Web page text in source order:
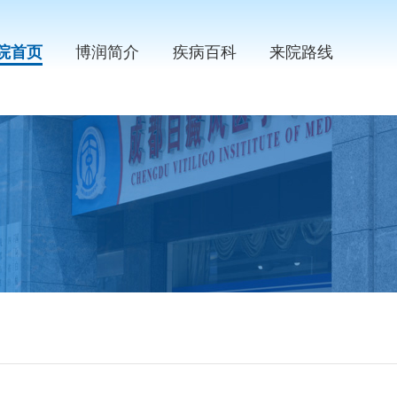
首页 博润简介 疾病百科 来院路线